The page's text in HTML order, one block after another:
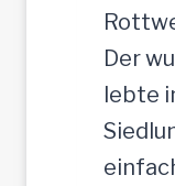
Der
lebte